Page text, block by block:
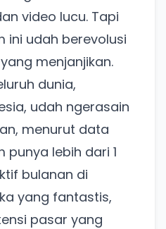
video lucu. Tapi
ini udah berevolusi
menjanjikan.
dunia,
udah ngerasain
menurut data
punya lebih dari 1
bulanan di
yang fantastis,
pasar yang